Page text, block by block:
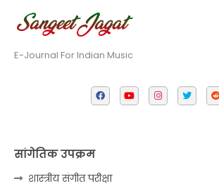
E-Journal For Indian Music
सांगेतिक उपक्रम
शास्त्रीय संगीत परीक्षा